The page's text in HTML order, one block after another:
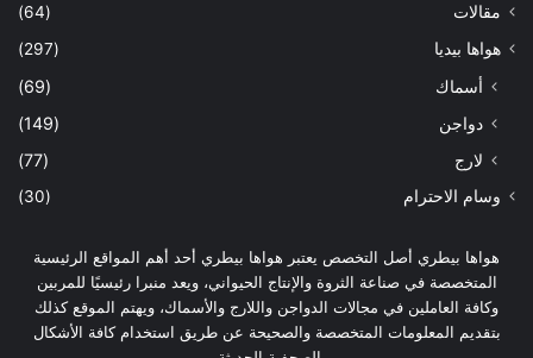
مقالات
(64)
هواها بيديا
(297)
أسماك
(69)
دواجن
(149)
لارج
(77)
وسام الاحترام (30)
هواها بيطري أصل التخصص يعتبر هواها بيطري أحد أهم المواقع الرئيسية
المتخصصة في صناعة الثروة والإنتاج الحيواني، ويعد منبرا رئيسيًا للمربين
وكافة العاملين في مجالات الدواجن واللارج والأسماك، ويهتم الموقع كذلك
بتقديم المعلومات المتخصصة والصحيحة عن طريق استخدام كافة الأشكال